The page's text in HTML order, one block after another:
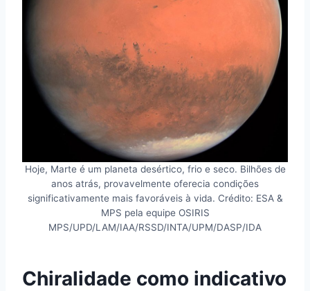
Hoje, Marte é um planeta desértico, frio e seco. Bilhões de
anos atrás, provavelmente oferecia condições
significativamente mais favoráveis à vida. Crédito: ESA &
MPS pela equipe OSIRIS
MPS/UPD/LAM/IAA/RSSD/INTA/UPM/DASP/IDA
Chiralidade como indicativo